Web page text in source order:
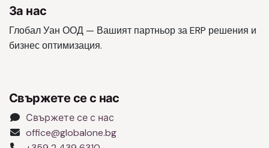
За нас
Глобал Уан ООД — Вашият партньор за ERP решения и
бизнес оптимизация.
Свържете се с нас
Свържете се с нас
office@globalone.bg